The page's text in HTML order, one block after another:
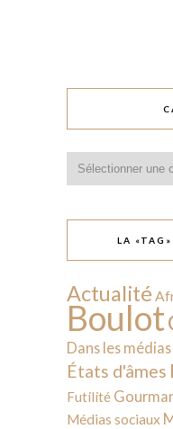
LA
Actualité
Boulot
Dans les médias
États d'âmes
Futilité
Médias sociaux